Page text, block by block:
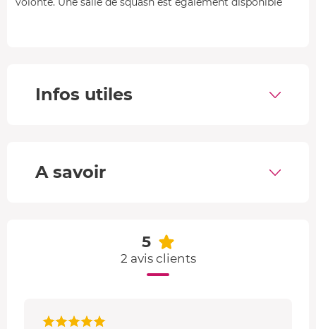
produits aux senteurs de votre choix : Ayurvédique
(Ambre, vanille, patchouli), Polynésie (Fleurs de Tiaré,
Mesure, Modelage Relaxant , Modelage Décontractant,
Modelage Délassant des jambes, Modelage Spécial Dos,
Infos utiles
A savoir
5
2 avis clients